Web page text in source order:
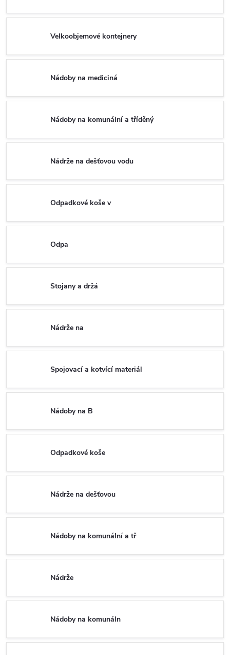
Velkoobjemové kontejnery
Nádoby na mediciná
Nádoby na komunální a tříděný
Nádrže na dešťovou vodu
Odpadkové koše v
Odpa
Stojany a držá
Nádrže na
Spojovací a kotvící materiál
Nádoby na B
Odpadkové koše
Nádrže na dešťovou
Nádoby na komunální a tř
Nádrže
Nádoby na komunáln